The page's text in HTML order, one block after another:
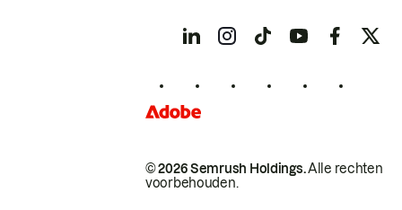
© 2026 Semrush Holdings.Alle rechten
voorbehouden.